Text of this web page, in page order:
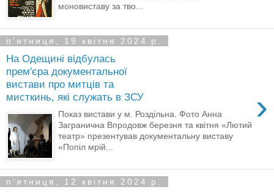
моновиставу за тво...
пʼятниця, 19 квітня 2024 р.
На Одещині відбулась
прем'єра документальної
вистави про митців та
мисткинь, які служать в ЗСУ
›
Показ вистави у м. Роздільна. Фото Анна
Загранична Впродовж березня та квітня «Лютий
театр» презентував документальну виставу
«Попіл мрій...
пʼятниця, 12 квітня 2024 р.